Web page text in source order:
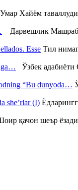
Хайём
Дарвешлик Машраб
Esse Тил
Ўзбек адабиёти
“Bu dunyoda…
she’rlar (I)
қачон шеър